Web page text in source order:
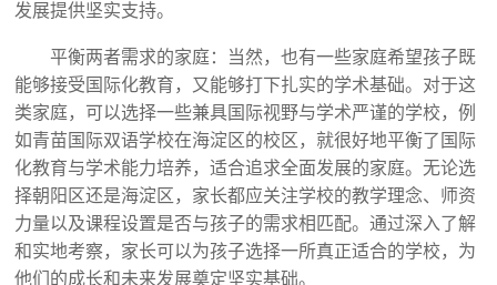
发展提供坚实支持。
平衡两者需求的家庭：当然，也有一些家庭希望孩子既
能够接受国际化教育，又能够打下扎实的学术基础。对于这
类家庭，可以选择一些兼具国际视野与学术严谨的学校，例
如青苗国际双语学校在海淀区的校区，就很好地平衡了国际
化教育与学术能力培养，适合追求全面发展的家庭。无论选
择朝阳区还是海淀区，家长都应关注学校的教学理念、师资
力量以及课程设置是否与孩子的需求相匹配。通过深入了解
和实地考察，家长可以为孩子选择一所真正适合的学校，为
他们的成长和未来发展奠定坚实基础。‍